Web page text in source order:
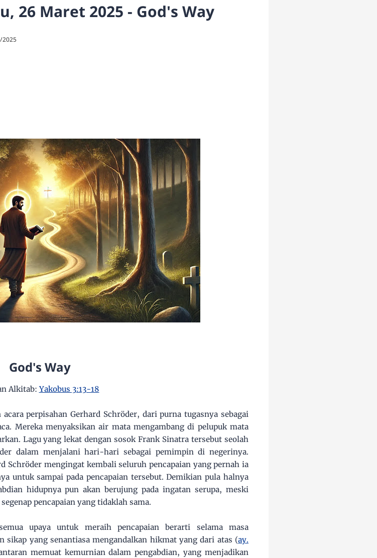
26 Maret 2025 - God's Way
2025
God's Way
Alkitab:Yakobus 3:13-18
perpisahan Gerhard Schröder, dari purna tugasnya sebagai
Mereka menyaksikan air mata mengambang di pelupuk mata
Lagu yang lekat dengan sosok Frank Sinatra tersebut seolah
dalam menjalani hari-hari sebagai pemimpin di negerinya.
Schröder mengingat kembali seluruh pencapaian yang pernah ia
untuk sampai pada pencapaian tersebut. Demikian pula halnya
hidupnya pun akan berujung pada ingatan serupa, meski
pencapaian yang tidaklah sama.
upaya untuk meraih pencapaian berarti selama masa
sikap yang senantiasa mengandalkan hikmat yang dari atas (ay.
memuat kemurnian dalam pengabdian, yang menjadikan